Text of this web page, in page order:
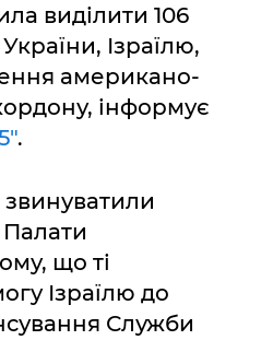
виділити 106
Ізраїлю,
американо-
інформує
.
Палати
що ті
Ізраїлю до
Служби